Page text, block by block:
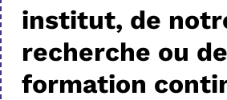
institut, de
recherche ou
formation